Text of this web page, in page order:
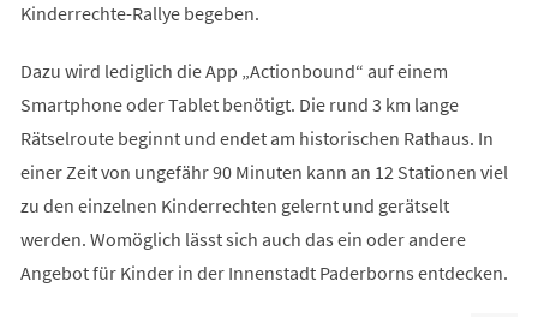
Kinderrechte-Rallye begeben.
Dazu wird lediglich die App „Actionbound“ auf einem
Smartphone oder Tablet benötigt. Die rund 3 km lange
Rätselroute beginnt und endet am historischen Rathaus. In
einer Zeit von ungefähr 90 Minuten kann an 12 Stationen viel
zu den einzelnen Kinderrechten gelernt und gerätselt
werden. Womöglich lässt sich auch das ein oder andere
Angebot für Kinder in der Innenstadt Paderborns entdecken.